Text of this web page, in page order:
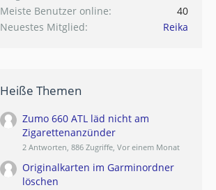
Meiste Benutzer online
40
Neuestes Mitglied
Reika
Heiße Themen
Zumo 660 ATL läd nicht am
Zigarettenanzünder
2 Antworten, 886 Zugriffe, Vor einem Monat
Originalkarten im Garminordner
löschen